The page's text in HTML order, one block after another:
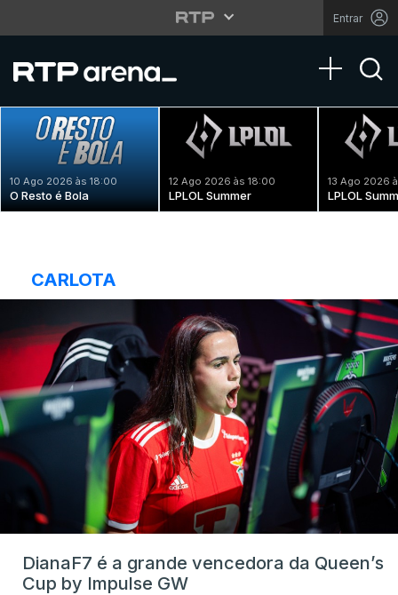
Entrar
Toggle
10 Ago 2026 às 18:00
O Resto é Bola
12 Ago 2026 às 18:00
LPLOL Summer
13 Ago 2026
LPLOL
CARLOTA
DianaF7 é a grande vencedora da Queen’s
Cup by Impulse GW